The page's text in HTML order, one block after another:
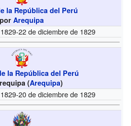
la República del Perú
porArequipa
22 de diciembre de 1829
la República del Perú
(Arequipa)
20 de diciembre de 1829